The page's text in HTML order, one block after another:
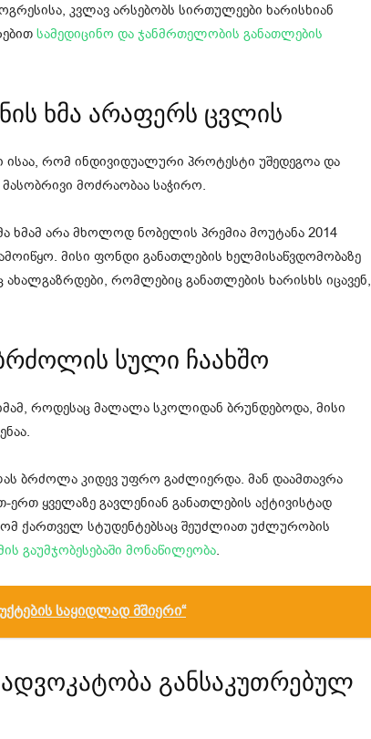
კვლავ არსებობს სირთულეები ხარისხიან
სამედიცინო და ჯანმრთელობის განათლების
ხმა არაფერს ცვლის
რომ ინდივიდუალური პროტესტი უშედეგოა და
მოძრაობაა საჭირო.
ხმამ არა მხოლოდ ნობელის პრემია მოუტანა 2014
მისი ფონდი განათლების ხელმისაწვდომობაზე
ახალგაზრდები, რომლებიც განათლების ხარისხს იცავენ,
სული ჩაახშო
როდესაც მალალა სკოლიდან ბრუნდებოდა, მისი
ბრძოლა კიდევ უფრო გაძლიერდა. მან დაამთავრა
ყველაზე გავლენიან განათლების აქტივისტად
ქართველ სტუდენტებსაც შეუძლიათ უძლურობის
გაუმჯობესებაში მონაწილეობა.
საყიდლად მშიერი“
განსაკუთრებულ